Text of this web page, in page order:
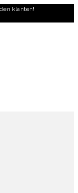
klanten!